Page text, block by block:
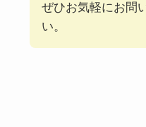
ぜひお気軽にお問
い。